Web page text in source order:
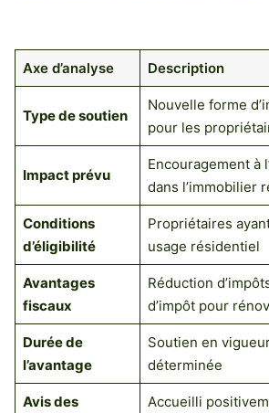
Axe d’analyse Description
Type de soutien
Nouvelle forme
pour les
Impact prévu
Encouragement à
dans l’immobilier
Conditions
d’éligibilité
Propriétaires
usage résidentiel
Avantages
fiscaux
Réduction
d’impôt pour
Durée de
l’avantage
Soutien en
déterminée
Avis des Accueilli